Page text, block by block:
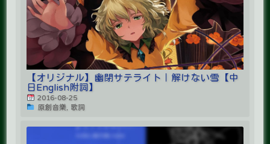
【オリジナル】幽閉サテライト｜解けない雪【中
日English附詞】
2016-08-25
原創音樂, 歌詞